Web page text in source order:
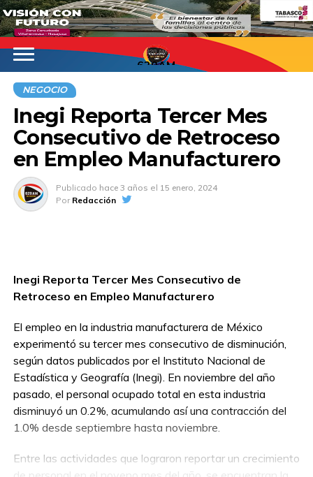
620AM
NEGOCIO
Inegi Reporta Tercer Mes
Consecutivo de Retroceso
en Empleo Manufacturero
Publicado hace 3 años el 15 enero, 2024
Por Redacción
Inegi Reporta Tercer Mes Consecutivo de
Retroceso en Empleo Manufacturero
El empleo en la industria manufacturera de México
experimentó su tercer mes consecutivo de disminución,
según datos publicados por el Instituto Nacional de
Estadística y Geografía (Inegi). En noviembre del año
pasado, el personal ocupado total en esta industria
disminuyó un 0.2%, acumulando así una contracción del
1.0% desde septiembre hasta noviembre.
Entre las actividades que lograron reportar un crecimiento